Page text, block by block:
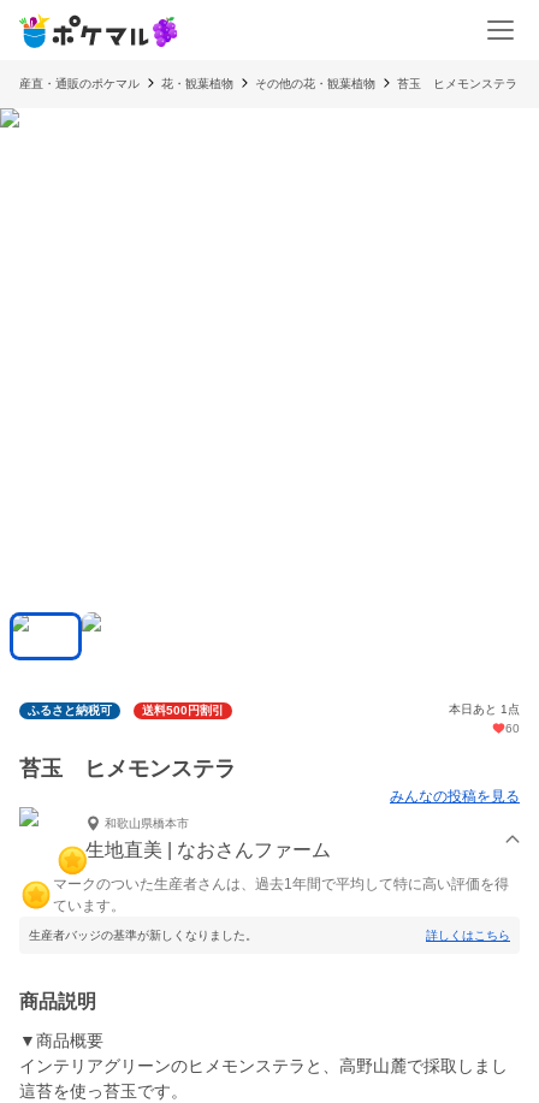
産直・通販のポケマル 花・観葉植物 その他の花・観葉植物 苔玉 ヒメモンステラ
ふるさと納税可 送料500円割引
本日あと 1点
60
苔玉 ヒメモンステラ
みんなの投稿を見る
和歌山県橋本市
生地直美 | なおさんファーム
マークのついた生産者さんは、過去1年間で平均して特に高い評価を得
ています。
生産者バッジの基準が新しくなりました。 詳しくはこちら
商品説明
▼商品概要
インテリアグリーンのヒメモンステラと、高野山麓で採取しまし
這苔を使っ苔玉です。